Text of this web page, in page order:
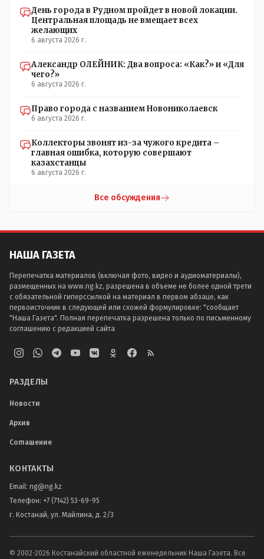
Какие проблемы, почему кто то должен делать что то за
вас- - выдвинете идею, создайте инициативную группу,
напишите ходатайство в гор.маслихат и без истерик -
вперёд. Под лежачий камень- вода не потечёт. Насчёт
они найдутся.
День города в Рудном пройдет в новой локации.
Центральная площадь не вмещает всех
желающих
6 августа 2026 г.
Александр ОЛЕЙНИК: Два вопроса: «Как?» и «Для
чего?»
6 августа 2026 г.
Право города с названием Новониколаевск
6 августа 2026 г.
Коллекторы звонят из-за чужого кредита –
главная ошибка, которую совершают
казахстанцы
6 августа 2026 г.
Все обсуждения
НАША ГАЗЕТА
Перепечатка материалов (включая фото, видео и аудиоматериалы),
размещенных на www.ng.kz, разрешена в объеме не более одной трети
с обязательной гиперссылкой на материал в первом абзаце, как
первоисточник в следующей или схожей формулировке: "сообщает
"Наша Газета". Полная перепечатка разрешена только по письменному
соглашению с редакцией сайта
РАЗДЕЛЫ
Новости
Архив
Соглашение
КОНТАКТЫ
Email: ng@ng.kz
Телефон: +7 (7142) 53-69-95
г. Костанай, ул. Майлина, д. 2/3
© 2002-2026 Костанайский областной еженедельник Наша Газета. Все